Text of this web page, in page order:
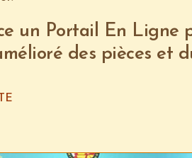
un Portail En Ligne
des pièces et